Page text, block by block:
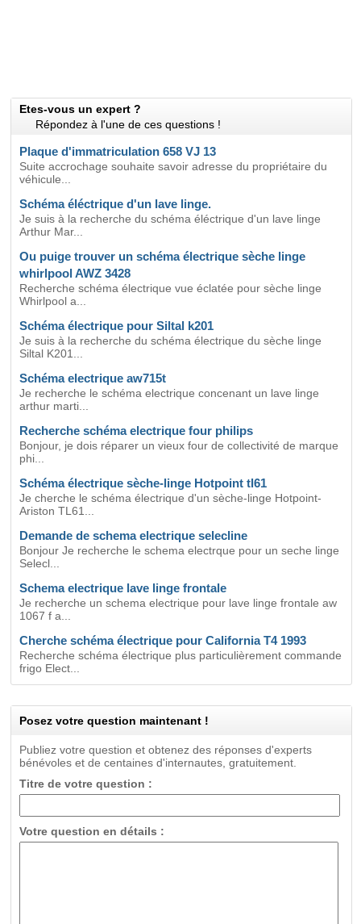
Etes-vous un expert ?
Répondez à l'une de ces questions !
Plaque d'immatriculation 658 VJ 13
Suite accrochage souhaite savoir adresse du propriétaire du
véhicule...
Schéma éléctrique d'un lave linge.
Je suis à la recherche du schéma éléctrique d'un lave linge
Arthur Mar...
Ou puige trouver un schéma électrique sèche linge
whirlpool AWZ 3428
Recherche schéma électrique vue éclatée pour sèche linge
Whirlpool a...
Schéma électrique pour Siltal k201
Je suis à la recherche du schéma électrique du sèche linge
Siltal K201...
Schéma electrique aw715t
Je recherche le schéma electrique concenant un lave linge
arthur marti...
Recherche schéma electrique four philips
Bonjour, je dois réparer un vieux four de collectivité de marque
phi...
Schéma électrique sèche-linge Hotpoint tl61
Je cherche le schéma électrique d'un sèche-linge Hotpoint-
Ariston TL61...
Demande de schema electrique selecline
Bonjour Je recherche le schema electrque pour un seche linge
Selecl...
Schema electrique lave linge frontale
Je recherche un schema electrique pour lave linge frontale aw
1067 f a...
Cherche schéma électrique pour California T4 1993
Recherche schéma électrique plus particulièrement commande
frigo Elect...
Posez votre question maintenant !
Publiez votre question et obtenez des réponses d'experts
bénévoles et de centaines d'internautes, gratuitement.
Titre de votre question :
Votre question en détails :